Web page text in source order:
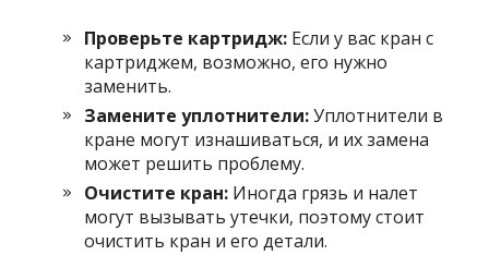
Проверьте картридж: Если у вас кран с
картриджем, возможно, его нужно
заменить.
Замените уплотнители:Уплотнители в
кране могут изнашиваться, и их замена
может решить проблему.
Очистите кран: Иногда грязь и налет
могут вызывать утечки, поэтому стоит
очистить кран и его детали.